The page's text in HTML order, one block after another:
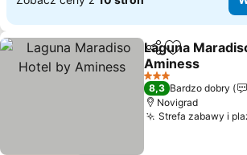
Udostępnij
Dodaj do
Laguna
Aminess
3 Kategoria
8,3 Bardzo dobry
Novigrad
Strefa zabawy i